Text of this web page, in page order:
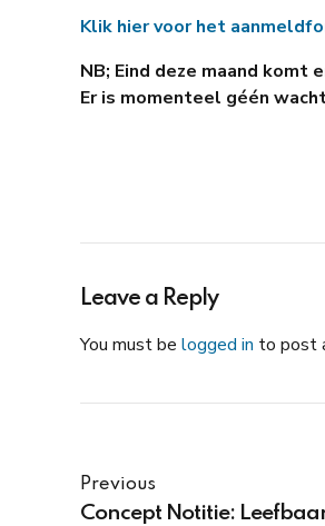
Klik hier voor het
NB; Eind deze maand
Er is momenteel géén
Leave a Reply
You must be logged in to post
Previous
Concept Notitie: